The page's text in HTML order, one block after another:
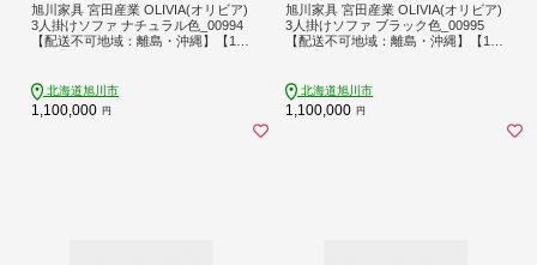
旭川家具 宮田産業 OLIVIA(オリビア)
3人掛けソファ ナチュラル色_00994
【配送不可地域：離島・沖縄】【115
北海道旭川市
1,100,000 円
旭川家具 宮田産業 OLIVIA(オリビア)
3人掛けソファ ブラック色_00995
【配送不可地域：離島・沖縄】【115
北海道旭川市
1,100,000 円